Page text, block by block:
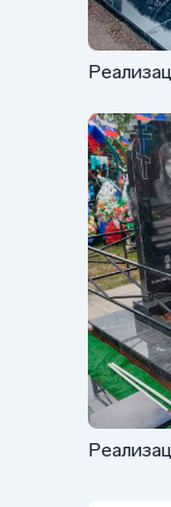
военного